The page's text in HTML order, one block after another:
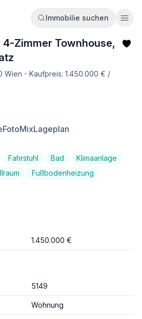
Immobilie suchen
4-Zimmer Townhouse,
Wien - Kaufpreis: 1.450.000 € /
FotoMixLageplan
Fahrstuhl Bad
Klimaanlage
Fußbodenheizung
1.450.000 €
5149
Wohnung